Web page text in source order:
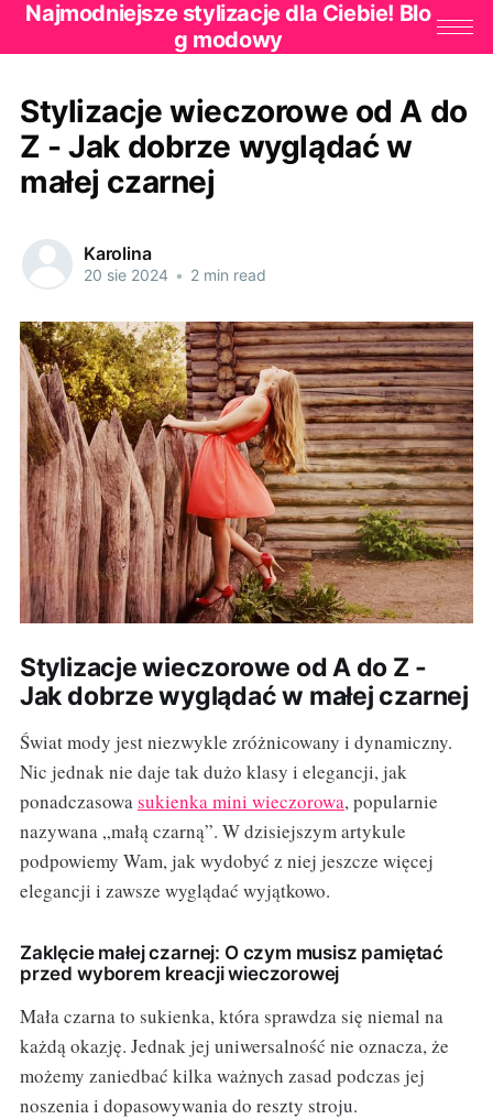
Najmodniejsze stylizacje dla Ciebie! Blo
g modowy
Stylizacje wieczorowe od A do
Z - Jak dobrze wyglądać w
małej czarnej
Karolina
20 sie 2024 • 2 min read
Stylizacje wieczorowe od A do Z -
Jak dobrze wyglądać w małej czarnej
Świat mody jest niezwykle zróżnicowany i dynamiczny.
Nic jednak nie daje tak dużo klasy i elegancji, jak
ponadczasowasukienka mini wieczorowa, popularnie
nazywana „małą czarną”. W dzisiejszym artykule
podpowiemy Wam, jak wydobyć z niej jeszcze więcej
elegancji i zawsze wyglądać wyjątkowo.
Zaklęcie małej czarnej: O czym musisz pamiętać
przed wyborem kreacji wieczorowej
Mała czarna to sukienka, która sprawdza się niemal na
każdą okazję. Jednak jej uniwersalność nie oznacza, że
możemy zaniedbać kilka ważnych zasad podczas jej
noszenia i dopasowywania do reszty stroju.